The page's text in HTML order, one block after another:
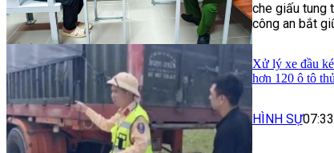
che giấu tung
công an bắt
Xử lý xe đầu
hơn 120 ô tô
HÌNH SỰ07:33